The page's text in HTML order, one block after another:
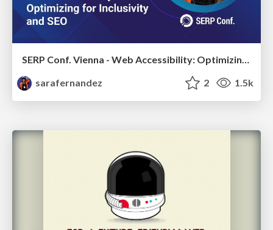
SERP Conf. Vienna - Web Accessibility: Optimizing for Inclusivity and SEO
sarafernandez
2 1.5k